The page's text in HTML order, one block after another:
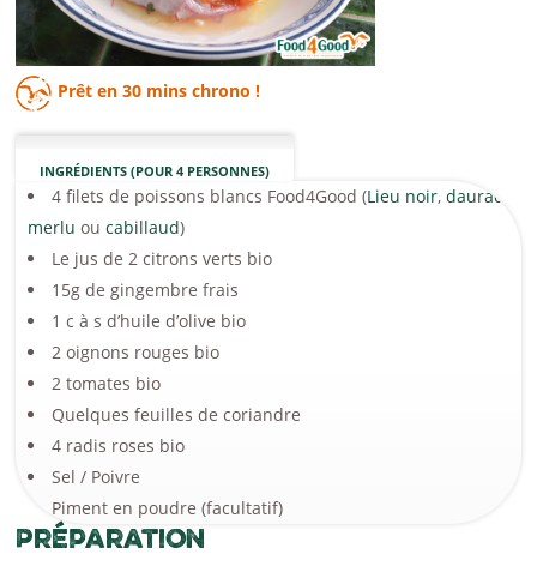
Prêt en30 mins chrono !
INGRÉDIENTS (POUR 4 PERSONNES)
4 filets de poissons blancs Food4Good (Lieu noir,daurade
merlu oucabillaud)
Le jus de 2 citrons verts bio
15g de gingembre frais
1 c à s d’huile d’olive bio
2 oignons rouges bio
2 tomates bio
Quelques feuilles de coriandre
4 radis roses bio
Sel / Poivre
Piment en poudre (facultatif)
Préparation